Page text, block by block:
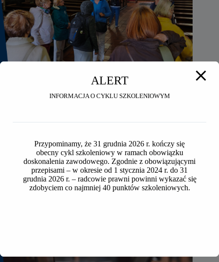
ALERT
INFORMACJA O CYKLU SZKOLENIOWYM
Przypominamy, że 31 grudnia 2026 r. kończy się
obecny cykl szkoleniowy w ramach obowiązku
doskonalenia zawodowego. Zgodnie z obowiązującymi
przepisami – w okresie od 1 stycznia 2024 r. do 31
grudnia 2026 r. – radcowie prawni powinni wykazać się
zdobyciem co najmniej 40 punktów szkoleniowych.